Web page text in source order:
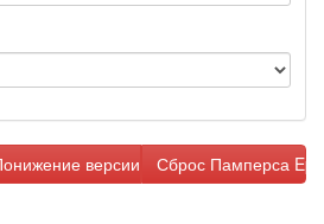
версии прошивкиСброс Памперса